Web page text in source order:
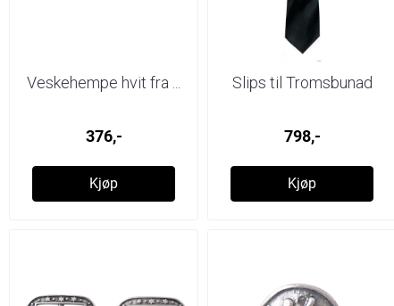
Veskehempe hvit fra ...
376,-
Kjøp
Slips til Tromsbunad
798,-
Kjøp